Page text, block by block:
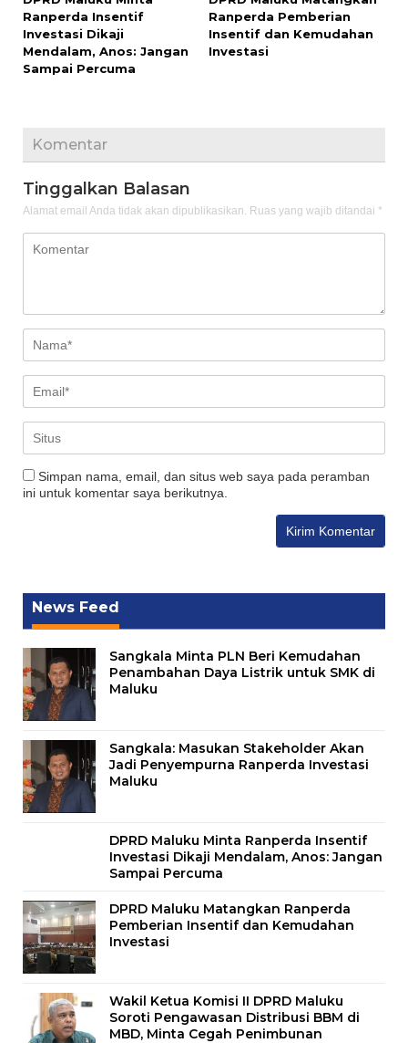
Ranperda Insentif
Investasi Dikaji
Mendalam, Anos: Jangan
Sampai Percuma
Ranperda Pemberian
Insentif dan Kemudahan
Investasi
Komentar
Tinggalkan Balasan
Alamat email Anda tidak akan dipublikasikan. Ruas yang wajib ditandai *
Simpan nama, email, dan situs web saya pada peramban
ini untuk komentar saya berikutnya.
News Feed
Sangkala Minta PLN Beri Kemudahan
Penambahan Daya Listrik untuk SMK di
Maluku
Sangkala: Masukan Stakeholder Akan
Jadi Penyempurna Ranperda Investasi
Maluku
DPRD Maluku Minta Ranperda Insentif
Investasi Dikaji Mendalam, Anos: Jangan
Sampai Percuma
DPRD Maluku Matangkan Ranperda
Pemberian Insentif dan Kemudahan
Investasi
Wakil Ketua Komisi II DPRD Maluku
Soroti Pengawasan Distribusi BBM di
MBD, Minta Cegah Penimbunan